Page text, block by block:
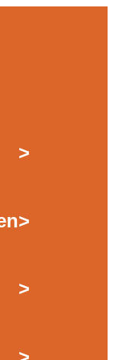
>
>
>